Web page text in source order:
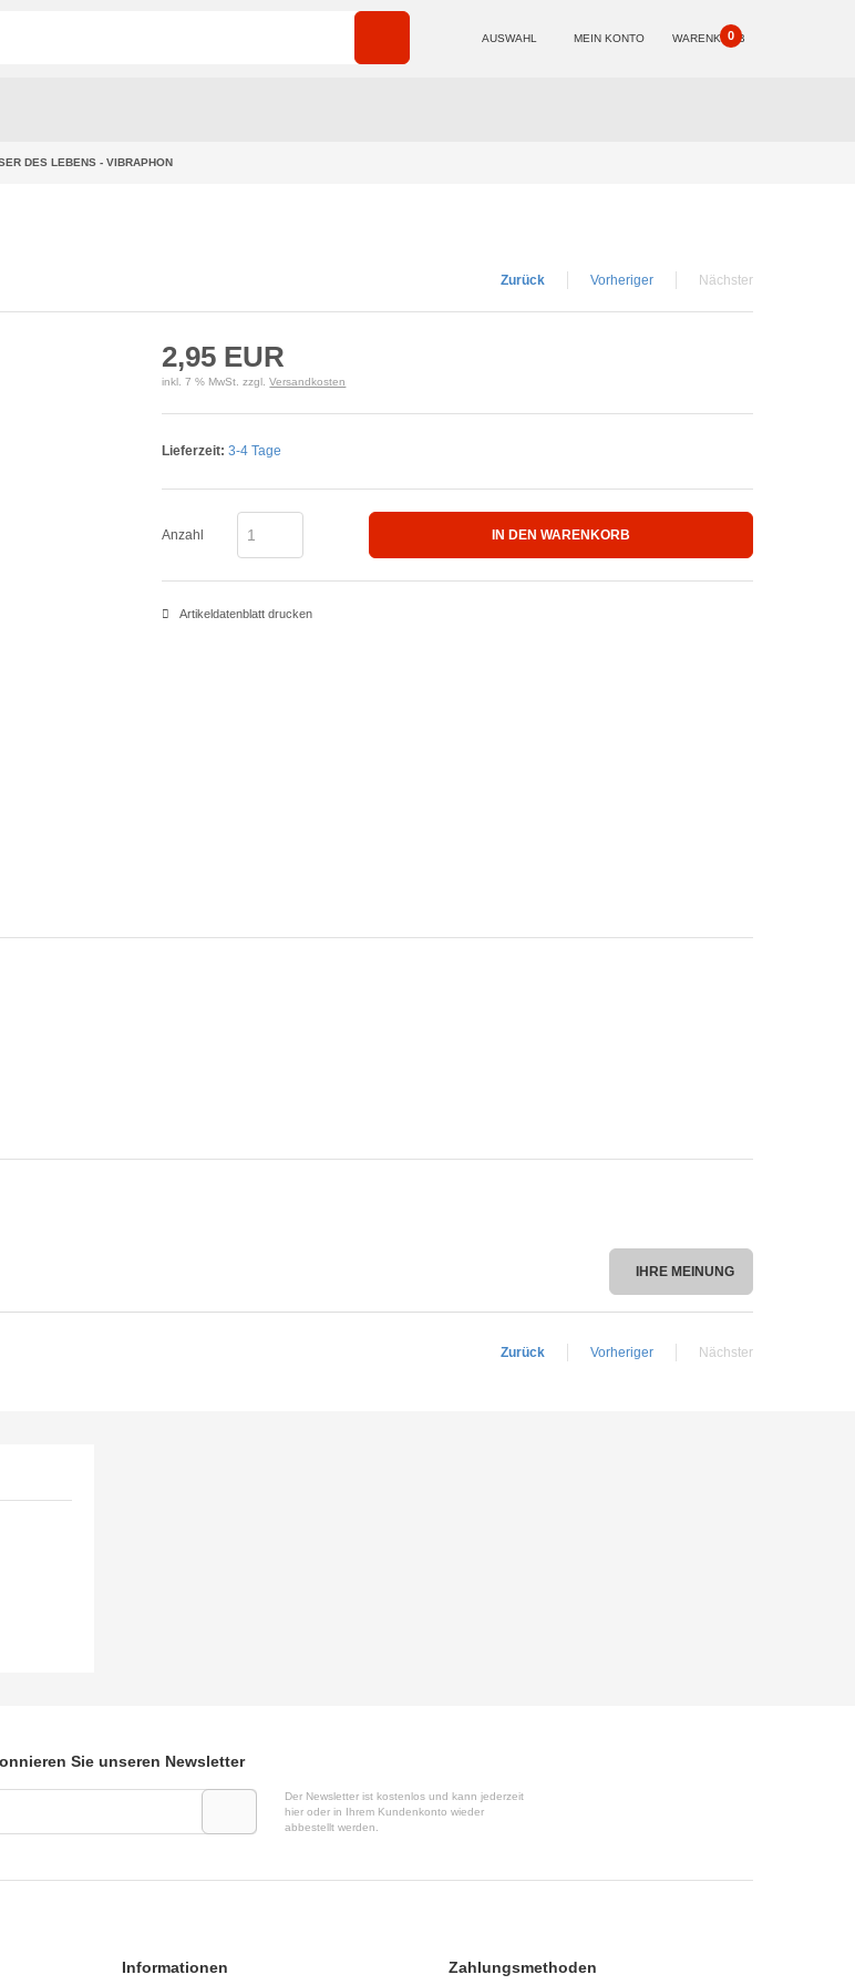
AUSWAHL MEIN KONTO 0
WARENKORB
DES LEBENS - VIBRAPHON
Zurück Vorheriger Nächster
2,95 EUR
inkl. 7 % MwSt. zzgl.Versandkosten
Lieferzeit: 3-4 Tage
Anzahl IN DEN WARENKORB
Artikeldatenblatt drucken
IHRE MEINUNG
Zurück Vorheriger Nächster
Sie unseren Newsletter
Der Newsletter ist kostenlos und kann jederzeit
hier oder in Ihrem Kundenkonto wieder
abbestellt werden.
Informationen Zahlungsmethoden